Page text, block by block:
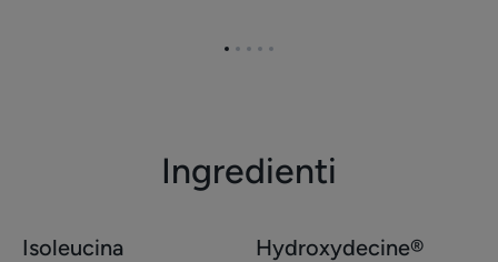
VaiVaiVai
VaiVai
Ingredienti
Isoleucina Hydroxydecine®